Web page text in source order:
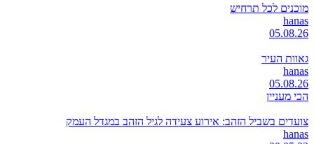
מוכנים לכל תרחיש
hanas
05.08.26
גאוות העיר
hanas
05.08.26
הכי מעניין
צועדים בשביל הזהב: אירוע צעידה לגיל הזהב במגדל העמק
hanas